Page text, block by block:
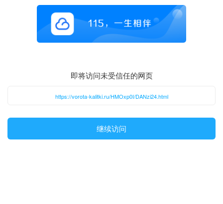
即将访问未受信任的网页
https://vorota-kalitki.ru/HMOxp0I/DANzi24.html
继续访问